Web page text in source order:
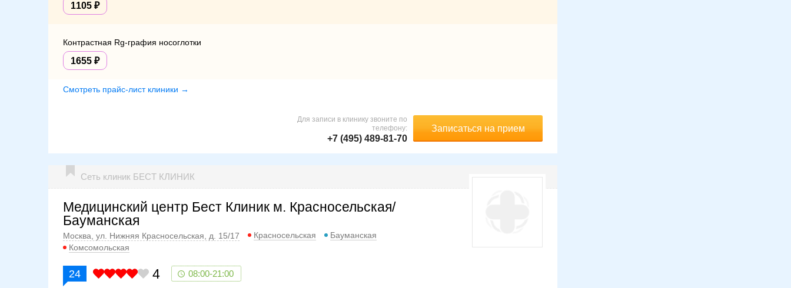
1105
Контрастная Rg-графия носоглотки
1655
Смотреть прайс-лист клиники →
Записаться на прием
Для записи в клинику звоните по
телефону:
+7 (495) 489-81-70
Сеть клиник БЕСТ КЛИНИК
Медицинский центр Бест Клиник м. Красносельская/
Бауманская
Москва, ул. Нижняя Красносельская, д. 15/17 Красносельская
Бауманская
Комсомольская
24 4 08:00-21:00